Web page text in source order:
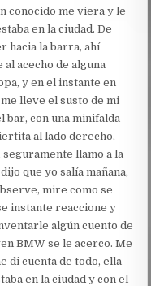
conocido me viera y le
en la ciudad. De
hacia la barra, ahí
acecho de alguna
y en el instante en
lleve el susto de mi
bar, con una minifalda
al lado derecho,
llamo a la
que yo salía mañana,
mire como se
instante reaccione y
algún cuento de
BMW se le acerco. Me
di cuenta de todo, ella
en la ciudad y con el